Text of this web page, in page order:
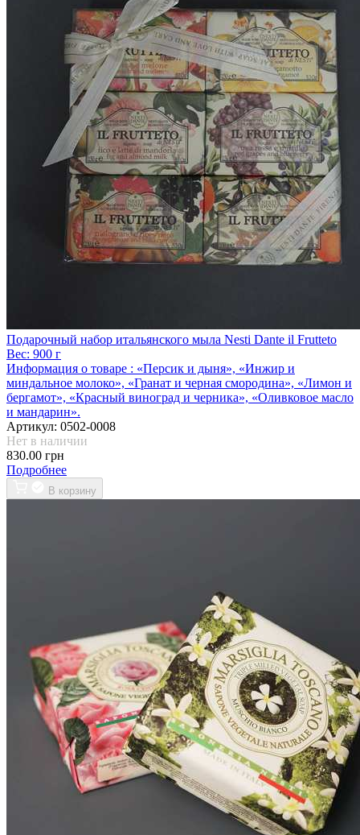
Подарочный набор итальянского мыла Nesti Dante il Frutteto
Вес: 900 г
Информация о товаре : «Персик и дыня», «Инжир и
миндальное молоко», «Гранат и черная смородина», «Лимон и
бергамот», «Красный виноград и черника», «Оливковое масло
и мандарин».
Артикул: 0502-0008
Нет в наличии
830.00 грн
Подробнее
В корзину